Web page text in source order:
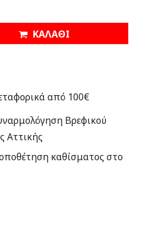
ΚΑΛΑΘΙ
από 100€
Βρεφικού
Αττικής
καθίσματος στο